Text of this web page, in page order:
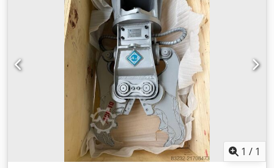
Información adicional Adecuado para las siguientes
máquinas: 10-20 Condiciones de entrega: EXW Presión de
trabajo: 240 bar Capacidad de corte: 240 kN Caudal
hidráulico requerido: 80 l/min País de fabricación: KR
Csdpox Ezmiefx Adpjha Información adicional Para obtener
más información, póngase en contacto con Ö. Inalkac.
1 / 1